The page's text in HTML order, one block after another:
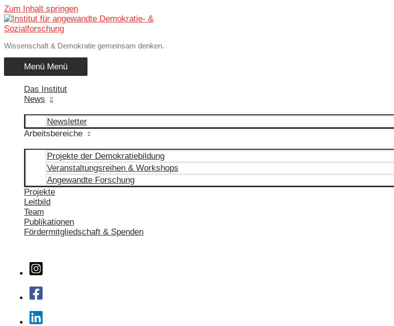
Zum Inhalt springen
Wissenschaft & Demokratie gemeinsam denken.
Menü Menü
Das Institut
News
Newsletter
Arbeitsbereiche
Projekte der Demokratiebildung
Veranstaltungsreihen & Workshops
Angewandte Forschung
Projekte
Leitbild
Team
Publikationen
Fördermitgliedschaft & Spenden